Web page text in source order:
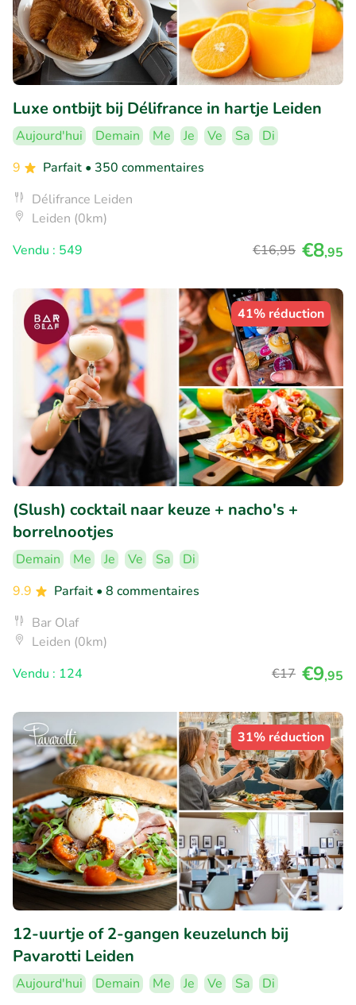
Luxe ontbijt bij Délifrance in hartje Leiden
Aujourd'hui Demain Me Je Ve Sa
Di
9
Parfait • 350 commentaires
Délifrance Leiden
Leiden (0km)
Vendu : 549
€16,95 €8,95
41% réduction
(Slush) cocktail naar keuze + nacho's +
borrelnootjes
Demain Me Je Ve Sa
Di
9.9
Parfait • 8 commentaires
Bar Olaf
Leiden (0km)
Vendu : 124
€17 €9,95
31% réduction
12-uurtje of 2-gangen keuzelunch bij
Pavarotti Leiden
Aujourd'hui Demain Me Je Ve Sa
Di